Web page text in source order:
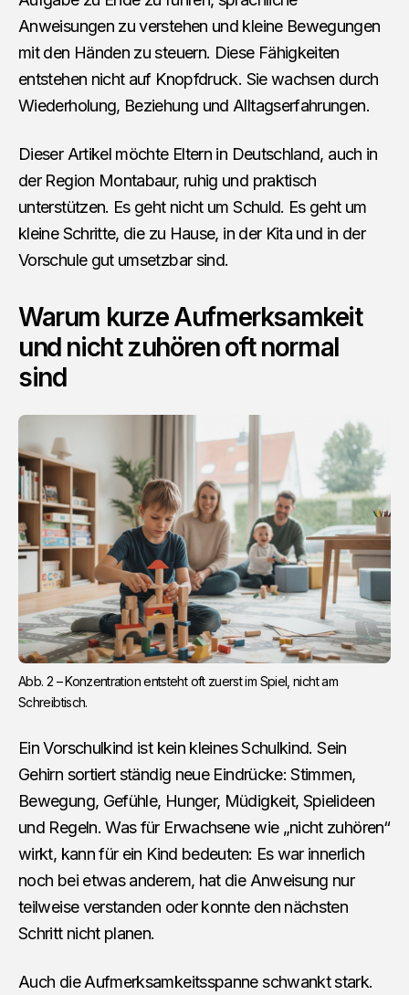
Anweisungen zu verstehen und kleine Bewegungen
mit den Händen zu steuern. Diese Fähigkeiten
entstehen nicht auf Knopfdruck. Sie wachsen durch
Wiederholung, Beziehung und Alltagserfahrungen.
Dieser Artikel möchte Eltern in Deutschland, auch in
der Region Montabaur, ruhig und praktisch
unterstützen. Es geht nicht um Schuld. Es geht um
kleine Schritte, die zu Hause, in der Kita und in der
Vorschule gut umsetzbar sind.
Warum kurze Aufmerksamkeit
und nicht zuhören oft normal
sind
Abb. 2 – Konzentration entsteht oft zuerst im Spiel, nicht am
Schreibtisch.
Ein Vorschulkind ist kein kleines Schulkind. Sein
Gehirn sortiert ständig neue Eindrücke: Stimmen,
Bewegung, Gefühle, Hunger, Müdigkeit, Spielideen
und Regeln. Was für Erwachsene wie „nicht zuhören“
wirkt, kann für ein Kind bedeuten: Es war innerlich
noch bei etwas anderem, hat die Anweisung nur
teilweise verstanden oder konnte den nächsten
Schritt nicht planen.
Auch die Aufmerksamkeitsspanne schwankt stark.